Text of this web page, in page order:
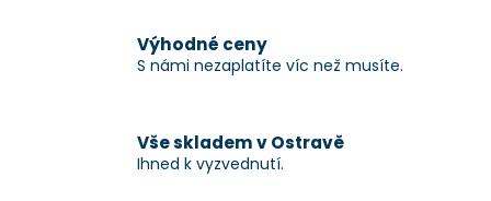
Výhodné ceny
S námi nezaplatíte víc než musíte.
Vše skladem v Ostravě
Ihned k vyzvednutí.